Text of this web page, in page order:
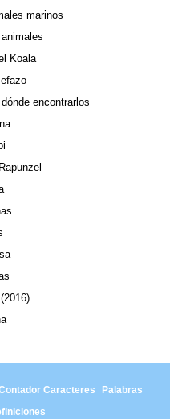
marinos
Koala
encontrarlos
Caracteres
Palabras